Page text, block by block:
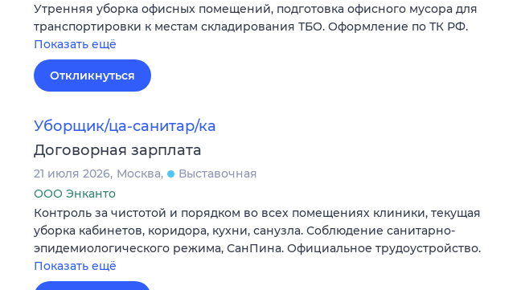
Утренняя уборка офисных помещений, подготовка офисного мусора для
транспортировки к местам складирования ТБО. Оформление по ТК РФ.
Показать ещё
Откликнуться
Уборщик/ца-санитар/ка
Договорная зарплата
21 июля 2026 Москва
Выставочная
ООО Энканто
Контроль за чистотой и порядком во всех помещениях клиники, текущая
уборка кабинетов, коридора, кухни, санузла. Соблюдение санитарно-
эпидемиологического режима, СанПина. Официальное трудоустройство.
Показать ещё